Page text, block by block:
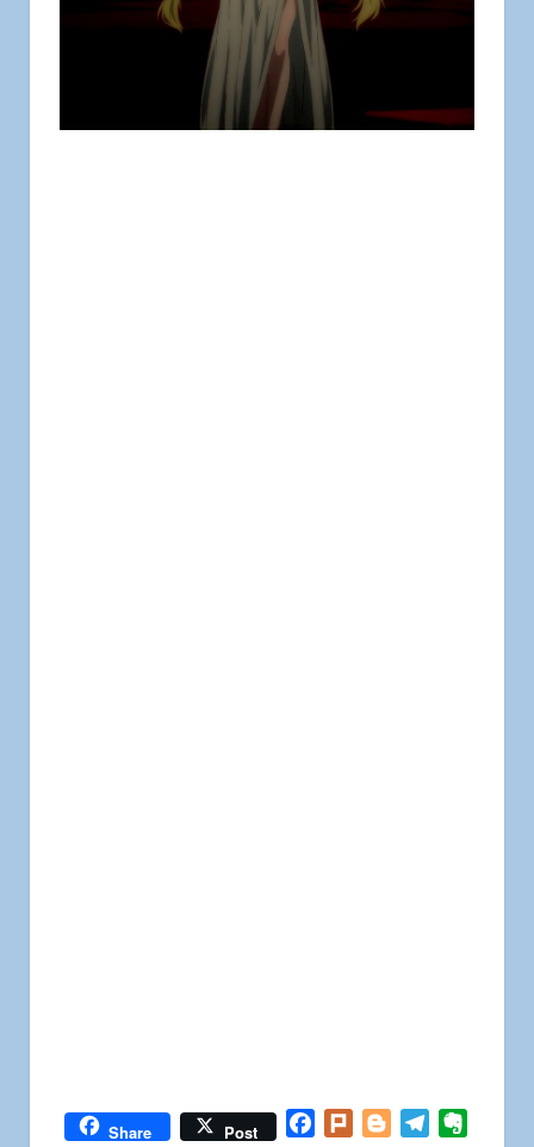
Share Post Facebook
Plurk BloggerTelegram